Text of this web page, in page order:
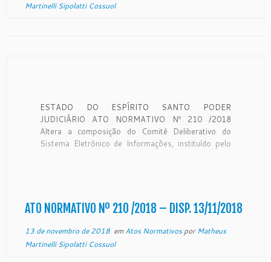
Martinelli Sipolatti Cossuol
ESTADO DO ESPÍRITO SANTO PODER
JUDICIÁRIO ATO NORMATIVO Nº 210 /2018
Altera a composição do Comitê Deliberativo do
Sistema Eletrônico de Informações, instituído pelo
ATO NORMATIVO Nº 210 /2018 – DISP. 13/11/2018
13 de novembro de 2018em Atos NormativosporMatheus
Martinelli Sipolatti Cossuol